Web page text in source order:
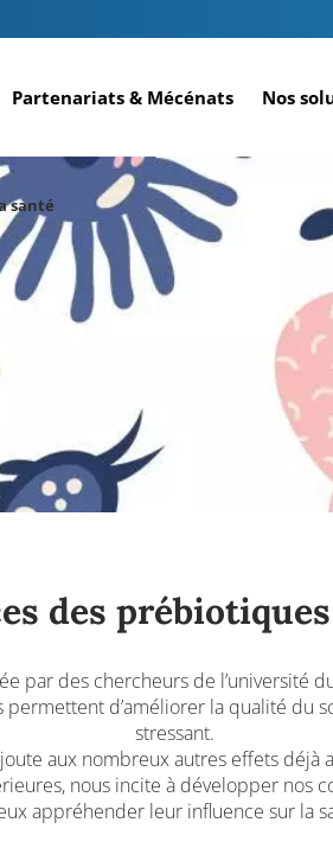
Partenariats & Mécénats Nos
santé
des
par des chercheurs de l’université
permettent d’améliorer la qualité du
stressant.
aux nombreux autres effets
nous incite à développer nos
appréhender leur influence sur la